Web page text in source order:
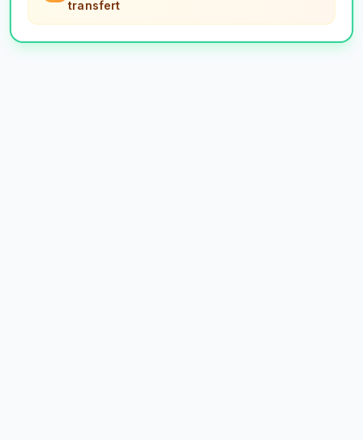
transfert